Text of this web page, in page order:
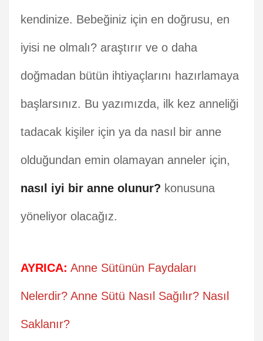
kendinize. Bebeğiniz için en doğrusu, en
iyisi ne olmalı? araştırır ve o daha
doğmadan bütün ihtiyaçlarını hazırlamaya
başlarsınız. Bu yazımızda, ilk kez anneliği
tadacak kişiler için ya da nasıl bir anne
olduğundan emin olamayan anneler için,
nasıl iyi bir anne olunur? konusuna
yöneliyor olacağız.
AYRICA: Anne Sütünün Faydaları
Nelerdir? Anne Sütü Nasıl Sağılır? Nasıl
Saklanır?